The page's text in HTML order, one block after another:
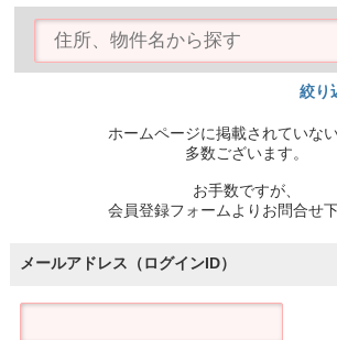
絞り
ホームページに掲載されていな
多数ございます。
お手数ですが、
会員登録フォームよりお問合せ下
メールアドレス（ログインID）